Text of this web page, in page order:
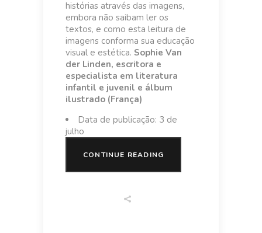
histórias através das imagens,
embora não saibam ler os
textos, e como esta leitura de
imagens conforma sua educação
visual e estética. Sophie Van
der Linden, escritora e
especialista em literatura
infantil e juvenil e álbum
ilustrado (França)
Data de publicação: 3 de
julho
CONTINUE READING